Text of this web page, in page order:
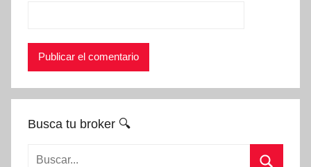
Busca tu broker 🔍
Buscar: